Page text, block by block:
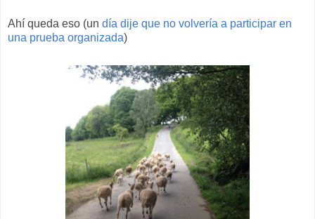
Ahí queda eso (un día dije que no volvería a participar en
una prueba organizada)